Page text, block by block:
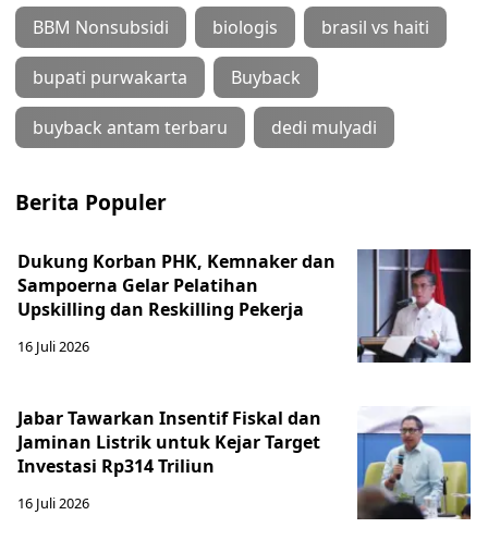
BBM Nonsubsidi biologis brasil vs haiti
bupati purwakarta Buyback
buyback antam terbaru dedi mulyadi
Berita Populer
Dukung Korban PHK, Kemnaker dan
Sampoerna Gelar Pelatihan
Upskilling dan Reskilling Pekerja
16 Juli 2026
Jabar Tawarkan Insentif Fiskal dan
Jaminan Listrik untuk Kejar Target
Investasi Rp314 Triliun
16 Juli 2026